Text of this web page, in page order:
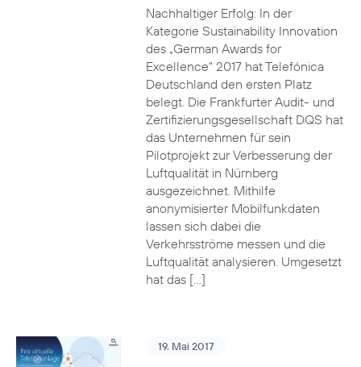
Nachhaltiger Erfolg: In der
Kategorie Sustainability Innovation
des „German Awards for
Excellence“ 2017 hat Telefónica
Deutschland den ersten Platz
belegt. Die Frankfurter Audit- und
Zertifizierungsgesellschaft DQS hat
das Unternehmen für sein
Pilotprojekt zur Verbesserung der
Luftqualität in Nürnberg
ausgezeichnet. Mithilfe
anonymisierter Mobilfunkdaten
lassen sich dabei die
Verkehrsströme messen und die
Luftqualität analysieren. Umgesetzt
hat das […]
19. Mai 2017